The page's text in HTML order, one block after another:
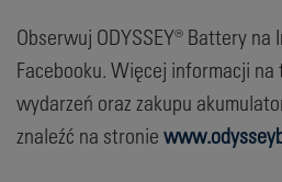
Obserwuj ODYSSEY® Battery
Facebooku. Więcej informacji
wydarzeń oraz zakupu
znaleźć na stronie